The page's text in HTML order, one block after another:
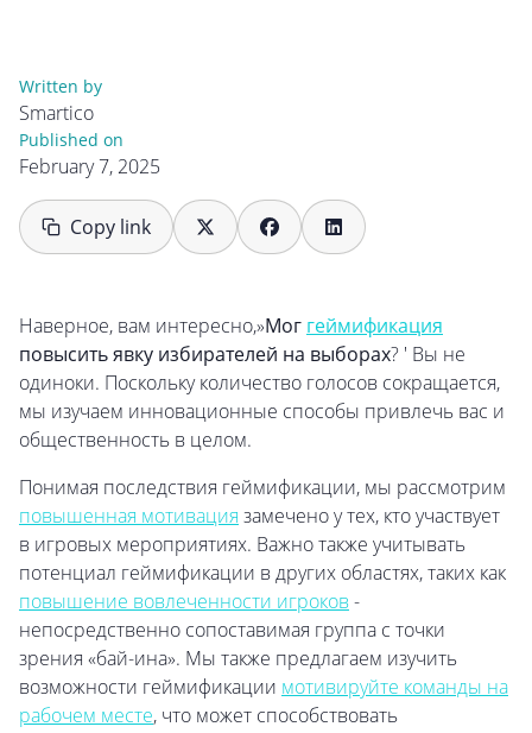
Written by
Smartico
Published on
February 7, 2025
Copy link
Наверное, вам интересно,»Мог геймификация
повысить явку избирателей на выборах? ' Вы не
одиноки. Поскольку количество голосов сокращается,
мы изучаем инновационные способы привлечь вас и
общественность в целом.
Понимая последствия геймификации, мы рассмотрим
повышенная мотивация замечено у тех, кто участвует
в игровых мероприятиях. Важно также учитывать
потенциал геймификации в других областях, таких как
повышение вовлеченности игроков-
непосредственно сопоставимая группа с точки
зрения «бай-ина». Мы также предлагаем изучить
возможности геймификации мотивируйте команды на
рабочем месте, что может способствовать